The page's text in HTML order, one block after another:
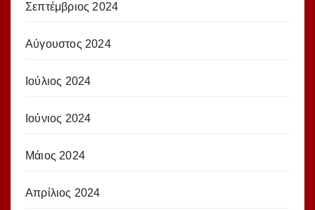
Σεπτέμβριος 2024
Αύγουστος 2024
Ιούλιος 2024
Ιούνιος 2024
Μάιος 2024
Απρίλιος 2024